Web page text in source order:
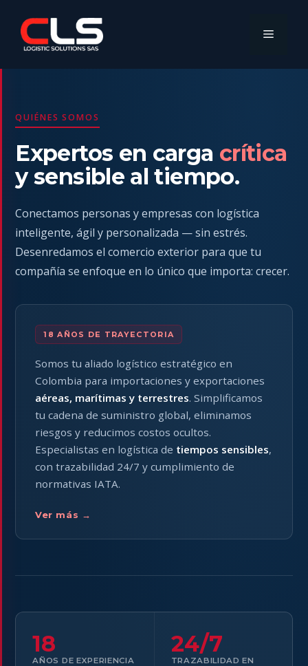
contenido
Menú
QUIÉNES SOMOS
Expertos en carga crítica
y sensible al tiempo.
Conectamos personas y empresas con logística
inteligente, ágil y personalizada — sin estrés.
Desenredamos el comercio exterior para que tu
compañía se enfoque en lo único que importa: crecer.
18 AÑOS DE TRAYECTORIA
Somos tu aliado logístico estratégico en
Colombia para importaciones y exportaciones
aéreas, marítimas y terrestres. Simplificamos
tu cadena de suministro global, eliminamos
riesgos y reducimos costos ocultos.
Especialistas en logística de tiempos sensibles,
con trazabilidad 24/7 y cumplimiento de
normativas IATA.
Ver más →
18
AÑOS DE EXPERIENCIA
24/7
TRAZABILIDAD EN